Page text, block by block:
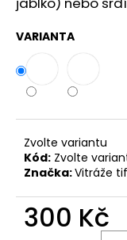
VARIANTA
Zvolte variantu
Kód: Zvolte
Značka:Vitráže
300 Kč
r
u
č
u
j
m
e
NÁHRDELNÍK
ETERNELLE
HORTENZIE
720